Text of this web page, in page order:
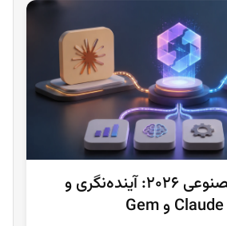
رقابت هوش مصنوعی ۲۰۲۶: آینده‌نگری و